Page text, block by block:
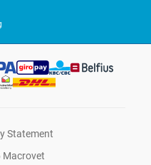
Statement
Macrovet